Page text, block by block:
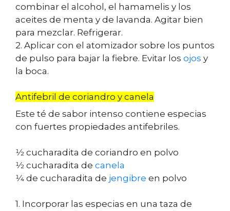
combinar el alcohol, el hamamelis y los
aceites de menta y de lavanda. Agitar bien
para mezclar. Refrigerar.
2. Aplicar con el atomizador sobre los puntos
de pulso para bajar la fiebre. Evitar los ojos y
la boca.
Antifebril de coriandro y canela
Este té de sabor intenso contiene especias
con fuertes propiedades antifebriles.
1⁄2 cucharadita de coriandro en polvo
1⁄2 cucharadita de canela
1⁄4 de cucharadita de jengibre en polvo
1. Incorporar las especias en una taza de